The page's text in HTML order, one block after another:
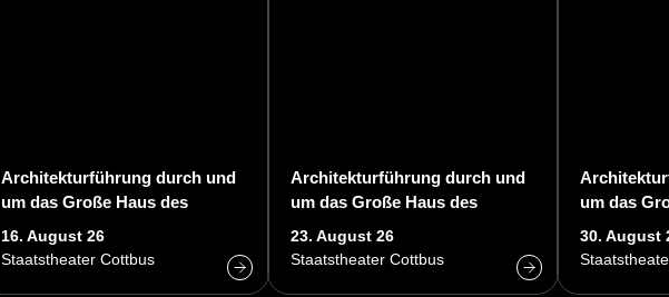
Architekturführung durch und
um das Große Haus des
Staatstheaters Cottbus
16. August 26
Staatstheater Cottbus
Architekturführung durch und
um das Große Haus des
Staatstheaters Cottbus
23. August 26
Staatstheater Cottbus
um das
30. August